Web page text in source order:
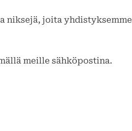
niksejä, joita yhdistyksemme
meille sähköpostina.